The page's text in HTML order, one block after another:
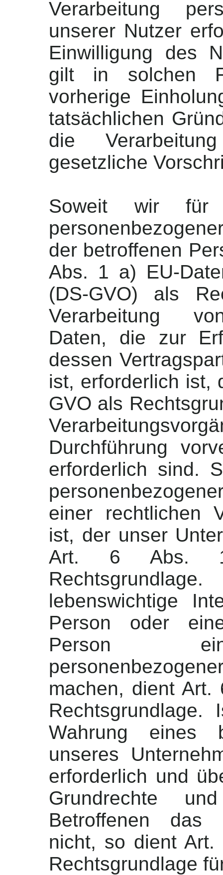
Verarbeitung
unserer Nutzer
Einwilligung des
gilt in solchen
vorherige
tatsächlichen
die
gesetzliche
Soweit wir für
der betroffenen
Abs. 1 a) EU-
(DS-GVO) als
Verarbeitung
Daten, die zur
dessen
ist, erforderlich ist,
GVO als
Durchführung
erforderlich sind.
einer rechtlichen
ist, der unser
Art. 6 Abs.
lebenswichtige
Person oder
Person
machen, dient
Wahrung eines
unseres
erforderlich und
Grundrechte
Betroffenen das
nicht, so dient
Rechtsgrundlage